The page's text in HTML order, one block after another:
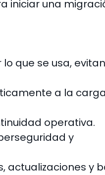
iniciar una
que se usa,
a la
operativa.
y
actualizaciones y